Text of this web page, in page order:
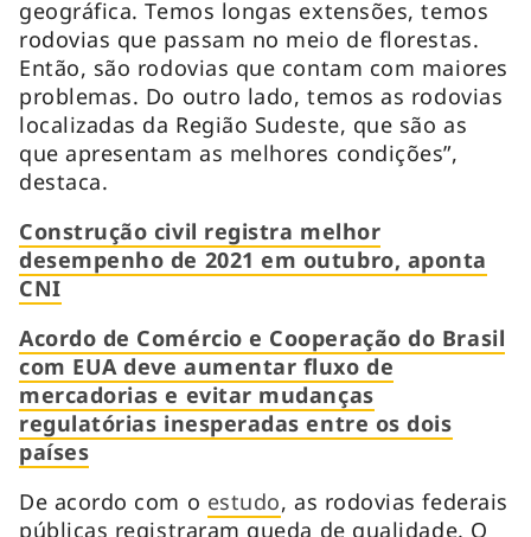
geográfica. Temos longas extensões, temos
rodovias que passam no meio de florestas.
Então, são rodovias que contam com maiores
problemas. Do outro lado, temos as rodovias
localizadas da Região Sudeste, que são as
que apresentam as melhores condições”,
destaca.
Construção civil registra melhor
desempenho de 2021 em outubro, aponta
CNI
Acordo de Comércio e Cooperação do Brasil
com EUA deve aumentar fluxo de
mercadorias e evitar mudanças
regulatórias inesperadas entre os dois
países
De acordo com o estudo, as rodovias federais
públicas registraram queda de qualidade. O